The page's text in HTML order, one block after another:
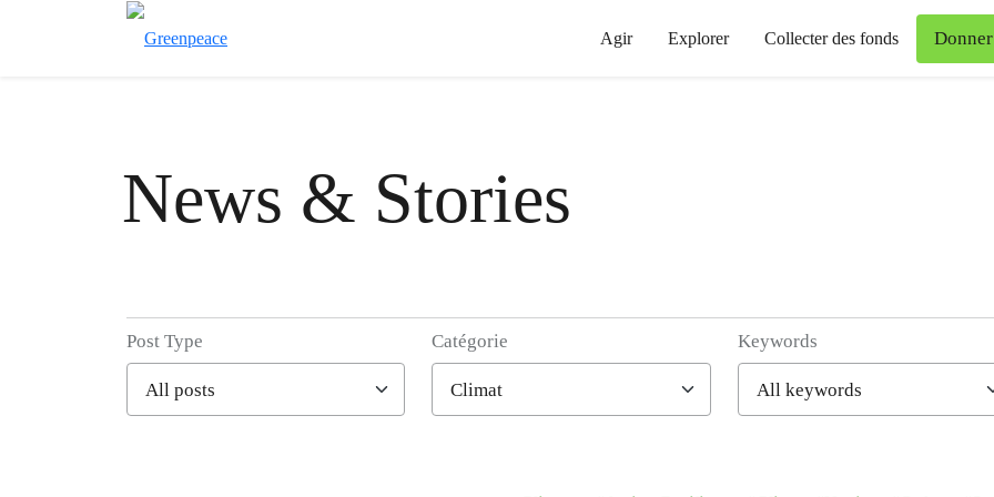
Agir Explorer Collecter des fonds Donner
News & Stories
Filter posts
Post Type Catégorie Keywords